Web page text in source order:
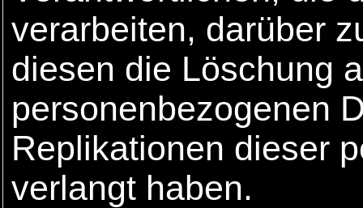
verarbeiten, darüber
diesen die Löschung
personenbezogenen
Replikationen dieser
verlangt haben.